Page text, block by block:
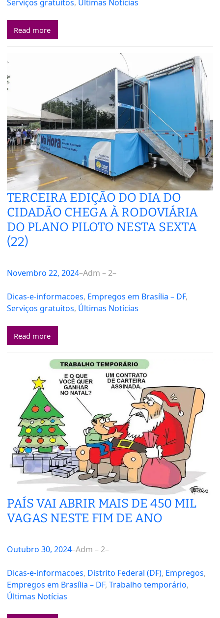
Serviços gratuitos, Últimas Notícias
Read more
TERCEIRA EDIÇÃO DO DIA DO
CIDADÃO CHEGA À RODOVIÁRIA
DO PLANO PILOTO NESTA SEXTA
(22)
Novembro 22, 2024–Adm – 2–
Dicas-e-informacoes, Empregos em Brasília – DF
Serviços gratuitos, Últimas Notícias
Read more
PAÍS VAI ABRIR MAIS DE 450 MIL
VAGAS NESTE FIM DE ANO
Outubro 30, 2024–Adm – 2–
Dicas-e-informacoes, Distrito Federal (DF), Empregos
Empregos em Brasília – DF, Trabalho temporário
Últimas Notícias